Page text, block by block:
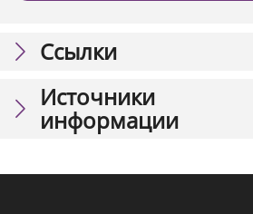
Ссылки
Источники
информации